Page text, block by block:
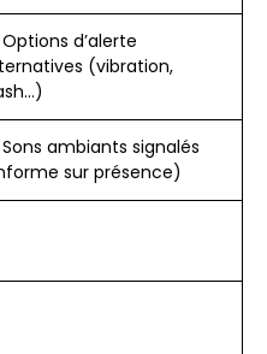
d’alerte
(vibration,
ambiants signalés
sur présence)